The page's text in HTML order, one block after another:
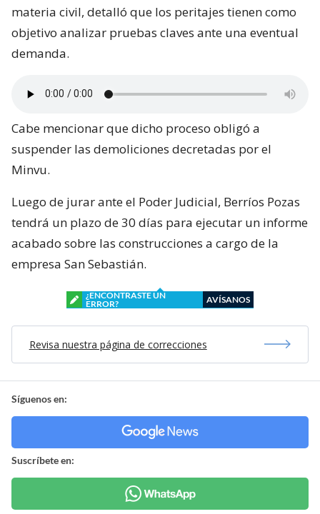
materia civil, detalló que los peritajes tienen como
objetivo analizar pruebas claves ante una eventual
demanda.
Cabe mencionar que dicho proceso obligó a
suspender las demoliciones decretadas por el
Minvu.
Luego de jurar ante el Poder Judicial, Berríos Pozas
tendrá un plazo de 30 días para ejecutar un informe
acabado sobre las construcciones a cargo de la
empresa San Sebastián.
¿ENCONTRASTE UN
ERROR?
AVÍSANOS
Revisa nuestra página de correcciones
Síguenos en:
Suscríbete en: